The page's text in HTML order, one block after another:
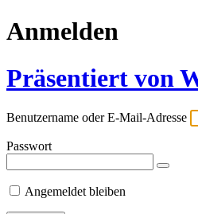
Anmelden
Präsentiert von
Benutzername oder E-Mail-Adresse
Passwort
Angemeldet bleiben